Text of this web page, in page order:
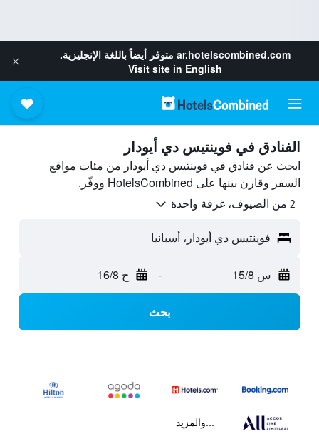
ar.hotelscombined.com متوفر أيضاً باللغة الإنجليزية.
Visit site in English
الفنادق في فوينتيس دي أيودار
ابحث عن فنادق في فوينتيس دي أيودار من مئات مواقع
السفر وقارن بينها على HotelsCombined ووفّر.
2 من الضيوف، غرفة واحدة
فوينتيس دي أيودار، أسبانيا
س 15/8 - ح 16/8
بحث
...والمزيد